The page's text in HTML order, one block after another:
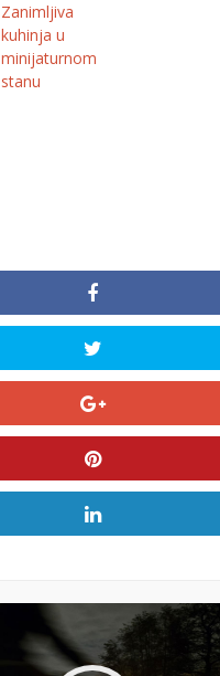
Zanimljiva
kuhinja u
minijaturnom
stanu